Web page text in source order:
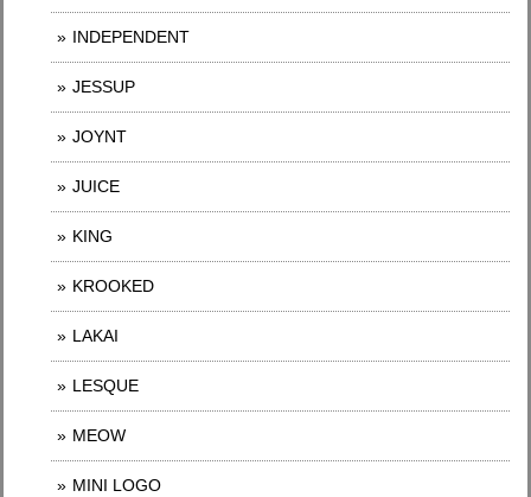
INDEPENDENT
JESSUP
JOYNT
JUICE
KING
KROOKED
LAKAI
LESQUE
MEOW
MINI LOGO